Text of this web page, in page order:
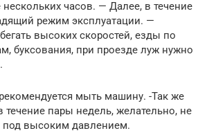
часов. — Далее, в течение
режим эксплуатации. —
высоких скоростей, езды по
буксования, при проезде луж нужно
мыть машину. -Так же
течение пары недель, желательно, не
высоким давлением.